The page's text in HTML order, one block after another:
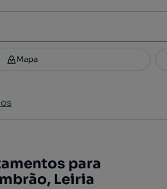
Filtros 2
Mapa
para
Leiria